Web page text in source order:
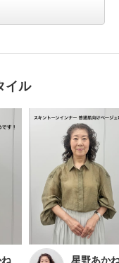
イル
星野あか